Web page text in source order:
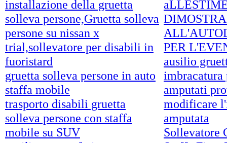
installazione della gruetta
solleva persone,Gruetta solleva
persone su nissan x
trial,sollevatore per disabili in
fuoristard
gruetta solleva persone in auto
staffa mobile
trasporto disabili gruetta
solleva persone con staffa
mobile su SUV
PER
ausilio
imbracatura
amputati
modificare
amputata
Sollevatore